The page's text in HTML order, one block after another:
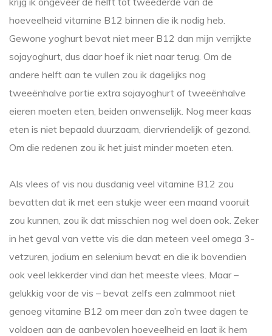
hoeveelheid vitamine B12 binnen die ik nodig heb.
Gewone yoghurt bevat niet meer B12 dan mijn verrijkte
sojayoghurt, dus daar hoef ik niet naar terug. Om de
andere helft aan te vullen zou ik dagelijks nog
tweeënhalve portie extra sojayoghurt of tweeënhalve
eieren moeten eten, beiden onwenselijk. Nog meer kaas
eten is niet bepaald duurzaam, diervriendelijk of gezond.
Om die redenen zou ik het juist minder moeten eten.
Als vlees of vis nou dusdanig veel vitamine B12 zou
bevatten dat ik met een stukje weer een maand vooruit
zou kunnen, zou ik dat misschien nog wel doen ook. Zeker
in het geval van vette vis die dan meteen veel omega 3-
vetzuren, jodium en selenium bevat en die ik bovendien
ook veel lekkerder vind dan het meeste vlees. Maar –
gelukkig voor de vis – bevat zelfs een zalmmoot niet
genoeg vitamine B12 om meer dan zo’n twee dagen te
voldoen aan de aanbevolen hoeveelheid en laat ik hem